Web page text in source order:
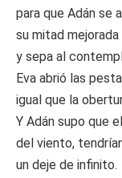
para que Adán se
su mitad mejorada
y sepa al
Eva abrió las
igual que la
Y Adán supo que
del viento,
un deje de infinito.